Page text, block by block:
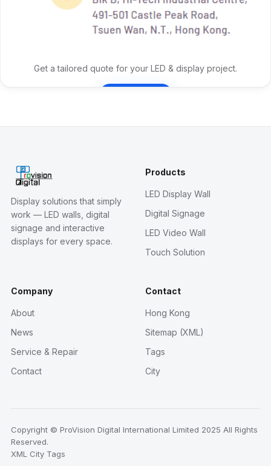
Get a tailored quote for your LED & display project.
Display solutions that simply
work — LED walls, digital
signage and interactive
displays for every space.
Products
LED Display Wall
Digital Signage
LED Video Wall
Touch Solution
Company
About
News
Service & Repair
Contact
Contact
Hong Kong
Sitemap (XML)
Tags
City
Copyright © ProVision Digital International Limited 2025 All Rights
Reserved.
XML
City Tags